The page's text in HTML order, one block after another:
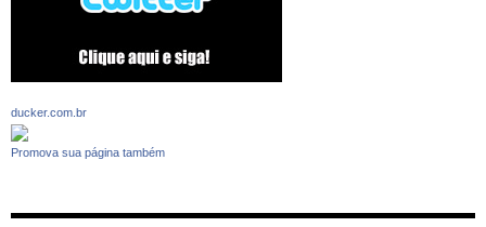
ducker.com.br
Promova sua página também